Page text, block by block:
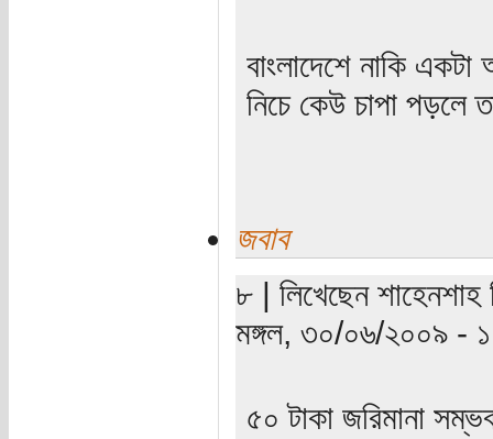
বাংলাদেশে নাকি
নিচে কেউ চাপা পড়লে
জবাব
৮ | লিখেছেন
মঙ্গল, ৩০/০৬/২০০৯ -
৫০ টাকা জরিমানা